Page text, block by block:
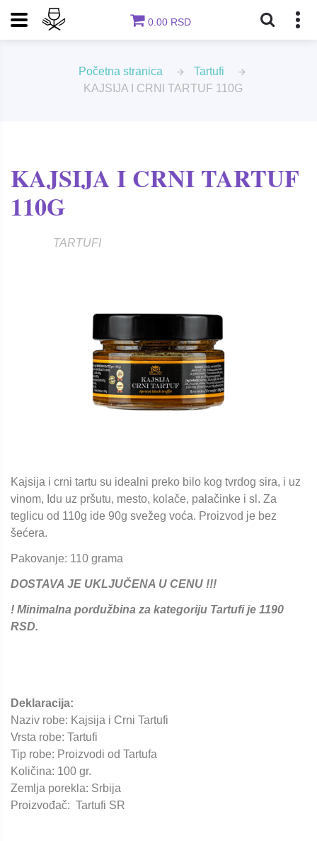
0.00 RSD
Početna stranica
Tartufi
KAJSIJA I CRNI TARTUF 110G
KAJSIJA I CRNI TARTUF
110G
TARTUFI
Kajsija i crni tartu su idealni preko bilo kog tvrdog sira, i uz
vinom, Idu uz pršutu, mesto, kolače, palačinke i sl. Za
teglicu od 110g ide 90g svežeg voća. Proizvod je bez
šećera.
Pakovanje: 110 grama
DOSTAVA JE UKLJUČENA U CENU !!!
! Minimalna pordužbina za kategoriju Tartufi je 1190
RSD.
Deklaracija:
Naziv robe: Kajsija i Crni Tartufi
Vrsta robe: Tartufi
Tip robe: Proizvodi od Tartufa
Količina: 100 gr.
Zemlja porekla: Srbija
Proizvođač: Tartufi SR